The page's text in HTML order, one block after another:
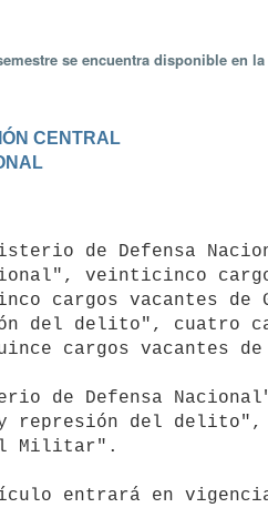
se encuentra disponible en la
CENTRAL
veinticinco
cargos vacantes de
del delito", cuatro
cargos vacantes
y represión del
Militar".